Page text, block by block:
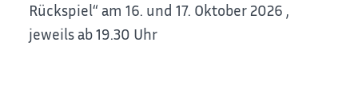
Rückspiel“ am 16. und 17. Oktober 2026 ,
jeweils ab 19.30 Uhr